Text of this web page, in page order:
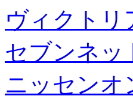
ヴィクト
セブンネッ
ニッセンオ